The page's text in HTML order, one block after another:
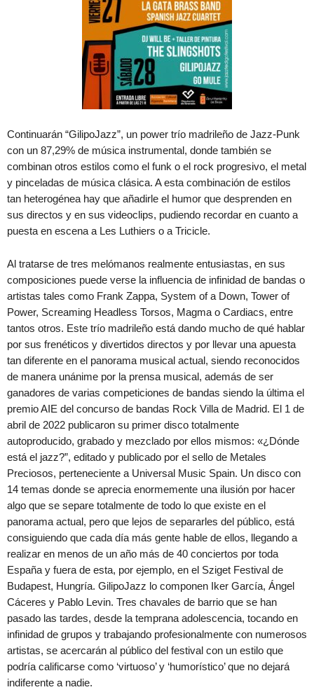
Continuarán “GilipoJazz”, un power trío madrileño de Jazz-Punk
con un 87,29% de música instrumental, donde también se
combinan otros estilos como el funk o el rock progresivo, el metal
y pinceladas de música clásica. A esta combinación de estilos
tan heterogénea hay que añadirle el humor que desprenden en
sus directos y en sus videoclips, pudiendo recordar en cuanto a
puesta en escena a Les Luthiers o a Tricicle.
Al tratarse de tres melómanos realmente entusiastas, en sus
composiciones puede verse la influencia de infinidad de bandas o
artistas tales como Frank Zappa, System of a Down, Tower of
Power, Screaming Headless Torsos, Magma o Cardiacs, entre
tantos otros. Este trío madrileño está dando mucho de qué hablar
por sus frenéticos y divertidos directos y por llevar una apuesta
tan diferente en el panorama musical actual, siendo reconocidos
de manera unánime por la prensa musical, además de ser
ganadores de varias competiciones de bandas siendo la última el
premio AIE del concurso de bandas Rock Villa de Madrid. El 1 de
abril de 2022 publicaron su primer disco totalmente
autoproducido, grabado y mezclado por ellos mismos: «¿Dónde
está el jazz?”, editado y publicado por el sello de Metales
Preciosos, perteneciente a Universal Music Spain. Un disco con
14 temas donde se aprecia enormemente una ilusión por hacer
algo que se separe totalmente de todo lo que existe en el
panorama actual, pero que lejos de separarles del público, está
consiguiendo que cada día más gente hable de ellos, llegando a
realizar en menos de un año más de 40 conciertos por toda
España y fuera de esta, por ejemplo, en el Sziget Festival de
Budapest, Hungría. GilipoJazz lo componen Iker García, Ángel
Cáceres y Pablo Levin. Tres chavales de barrio que se han
pasado las tardes, desde la temprana adolescencia, tocando en
infinidad de grupos y trabajando profesionalmente con numerosos
artistas, se acercarán al público del festival con un estilo que
podría calificarse como ‘virtuoso’ y ‘humorístico’ que no dejará
indiferente a nadie.